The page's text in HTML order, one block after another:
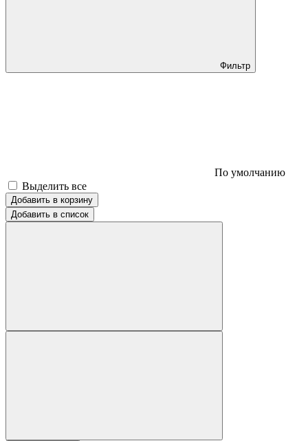
Фильтр
По умолчанию
Выделить все
Добавить в корзину
Добавить в список